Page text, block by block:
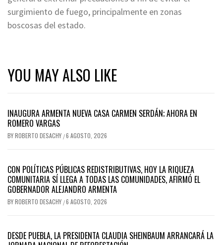
surgimiento de fuego, principalmente en zonas
boscosas del estado.
YOU MAY ALSO LIKE
INAUGURA ARMENTA NUEVA CASA CARMEN SERDÁN; AHORA EN
ROMERO VARGAS
BYROBERTO DESACHY /6 AGOSTO, 2026
CON POLÍTICAS PÚBLICAS REDISTRIBUTIVAS, HOY LA RIQUEZA
COMUNITARIA SÍ LLEGA A TODAS LAS COMUNIDADES, AFIRMÓ EL
GOBERNADOR ALEJANDRO ARMENTA
BYROBERTO DESACHY /6 AGOSTO, 2026
DESDE PUEBLA, LA PRESIDENTA CLAUDIA SHEINBAUM ARRANCARÁ LA